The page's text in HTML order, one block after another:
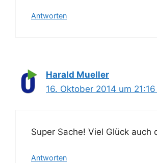
Antworten
Harald Mueller
16. Oktober 2014 um
Super Sache! Viel Glück auch
Antworten